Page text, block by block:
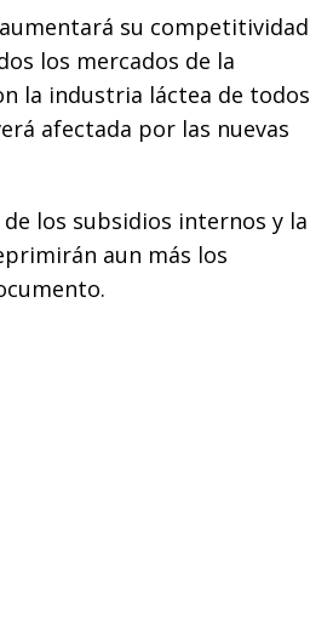
su competitividad
los mercados de la
la industria láctea de todos
afectada por las nuevas
los subsidios internos y la
aun más los